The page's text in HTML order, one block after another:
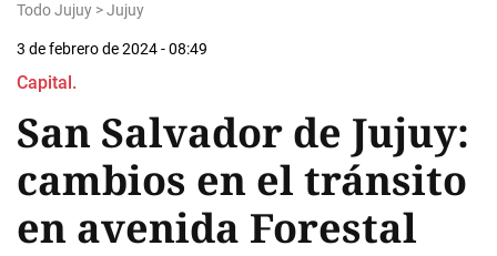
Todo Jujuy >Jujuy
3 de febrero de 2024 - 08:49
Capital.
San Salvador de Jujuy:
cambios en el tránsito
en avenida Forestal